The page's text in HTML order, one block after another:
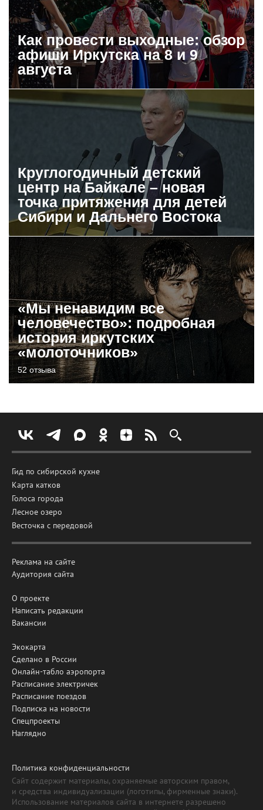
Как провести выходные: обзор
афиши Иркутска на 8 и 9
августа
Круглогодичный детский
центр на Байкале – новая
точка притяжения для детей
Сибири и Дальнего Востока
«Мы ненавидим все
человечество»: подробная
история иркутских
«молоточников»
52 отзыва
Гид по сибирской кухне
Карта катков
Голоса города
Лесное озеро
Весточка с передовой
Реклама на сайте
Аудитория сайта
О проекте
Написать редакции
Вакансии
Экокарта
Сделано в России
Онлайн-табло аэропорта
Расписание электричек
Расписание поездов
Подписка на новости
Спецпроекты
Наглядно
Политика конфиденциальности
Сайт содержит материалы, охраняемые авторским правом,
и средства индивидуализации (логотипы, фирменные знаки).
Использование материалов сайта в интернете разрешено